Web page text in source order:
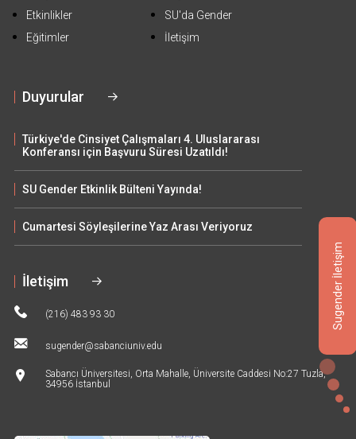
Sugender İletişim
Etkinlikler
Eğitimler
SU'da Gender
İletişim
Duyurular
Türkiye'de Cinsiyet Çalışmaları 4. Uluslararası
Konferansı için Başvuru Süresi Uzatıldı!
SU Gender Etkinlik Bülteni Yayında!
Cumartesi Söyleşilerine Yaz Arası Veriyoruz
İletişim
(216) 483 93 30
sugender@sabanciuniv.edu
Sabancı Üniversitesi, Orta Mahalle, Üniversite Caddesi No:27 Tuzla,
34956 İstanbul